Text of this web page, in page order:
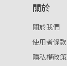
關於
關於我們
使用者條款
隱私權政策